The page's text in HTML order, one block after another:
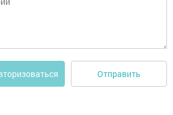
Отправить